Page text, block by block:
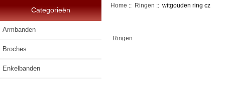
Categorieën
Armbanden
Broches
Enkelbanden
Home :: Ringen :: witgouden ring cz
Ringen